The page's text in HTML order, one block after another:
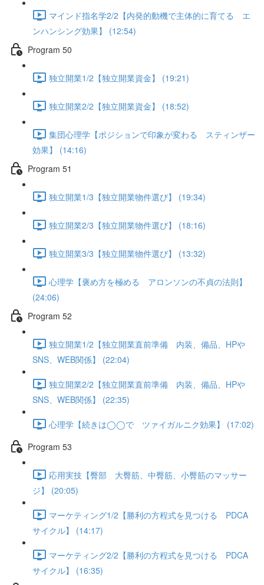
マインド指名学2/2【内発的動機で主体的に育てる エ
ンハンシング効果】 (12:54)
Program 50
独立開業1/2【独立開業資金】 (19:21)
独立開業2/2【独立開業資金】 (18:52)
集団心理学【ポジションで印象が変わる スティンザー
効果】 (14:16)
Program 51
独立開業1/3【独立開業物件選び】 (19:34)
独立開業2/3【独立開業物件選び】 (18:16)
独立開業3/3【独立開業物件選び】 (13:32)
心理学【褒め方を極める アロンソンの不貞の法則】
(24:06)
Program 52
独立開業1/2【独立開業直前準備 内装、備品、HPや
SNS、WEB関係】 (22:04)
独立開業2/2【独立開業直前準備 内装、備品、HPや
SNS、WEB関係】 (22:35)
心理学【続きは◯◯で ツァイガルニク効果】 (17:02)
Program 53
応用実技【臀部 大臀筋、中臀筋、小臀筋のマッサー
ジ】 (20:05)
マーケティング1/2【勝利の方程式を見つける PDCA
サイクル】 (14:17)
マーケティング2/2【勝利の方程式を見つける PDCA
サイクル】 (16:35)